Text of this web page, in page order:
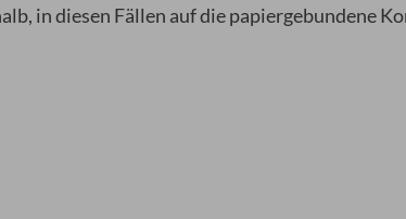
in diesen Fällen auf die papiergebundene